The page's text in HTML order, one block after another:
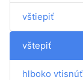
vštiepiť
vštepiť
hlboko vtisnúť